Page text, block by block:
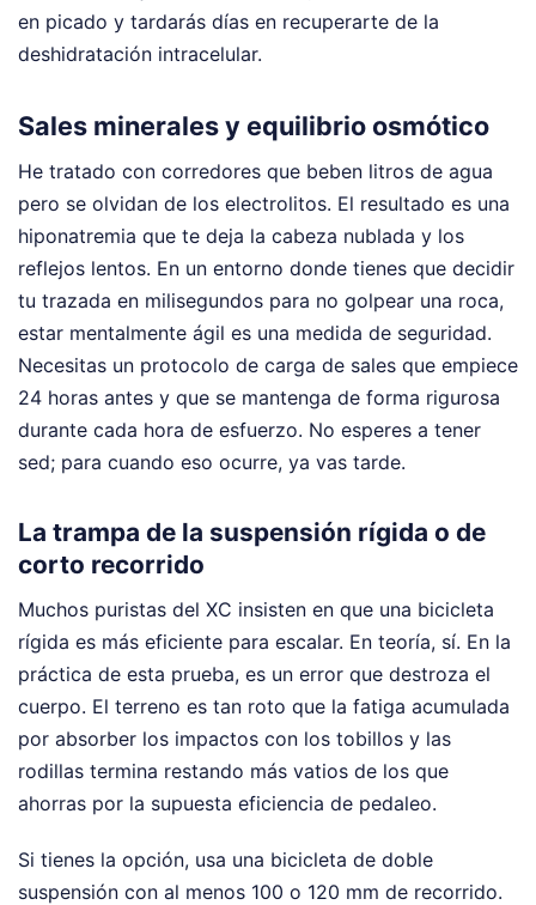
en picado y tardarás días en recuperarte de la
deshidratación intracelular.
Sales minerales y equilibrio osmótico
He tratado con corredores que beben litros de agua
pero se olvidan de los electrolitos. El resultado es una
hiponatremia que te deja la cabeza nublada y los
reflejos lentos. En un entorno donde tienes que decidir
tu trazada en milisegundos para no golpear una roca,
estar mentalmente ágil es una medida de seguridad.
Necesitas un protocolo de carga de sales que empiece
24 horas antes y que se mantenga de forma rigurosa
durante cada hora de esfuerzo. No esperes a tener
sed; para cuando eso ocurre, ya vas tarde.
La trampa de la suspensión rígida o de
corto recorrido
Muchos puristas del XC insisten en que una bicicleta
rígida es más eficiente para escalar. En teoría, sí. En la
práctica de esta prueba, es un error que destroza el
cuerpo. El terreno es tan roto que la fatiga acumulada
por absorber los impactos con los tobillos y las
rodillas termina restando más vatios de los que
ahorras por la supuesta eficiencia de pedaleo.
Si tienes la opción, usa una bicicleta de doble
suspensión con al menos 100 o 120 mm de recorrido.